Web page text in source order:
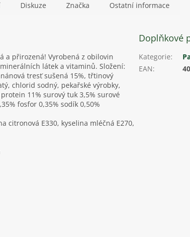
Diskuze Značka Ostatní informace
a přirozená! Vyrobená z obilovin
látek a vitaminů. Složení:
tresť sušená 15%, třtinový
chlorid sodný, pekařské výrobky,
11% surový tuk 3,5% surové
fosfor 0,35% sodík 0,50%
citronová E330, kyselina mléčná E270,
Doplňkové
Kategorie:
EAN: